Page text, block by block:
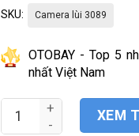
tại
700.000₫.
SKU: Camera lùi 3089
OTOBAY - Top 5
nhất Việt Nam
Camera lùi Ô tô 3089
XEM